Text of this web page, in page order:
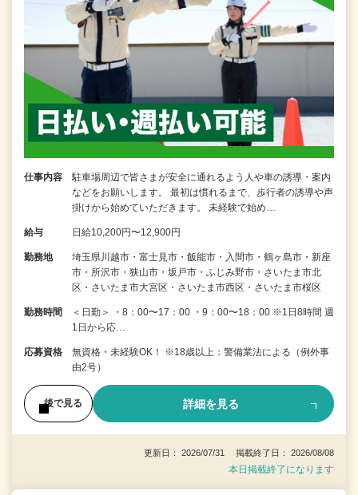
仕事内容
駐車場周辺で皆さまが安全に通れるよう人や車の誘導・案内
などをお願いします。 最初は慣れるまで、歩行者の誘導や声
掛けから始めていただきます。 未経験で始め…
給与 日給10,200円〜12,900円
勤務地
埼玉県川越市・富士見市・飯能市・入間市・鶴ヶ島市・新座
市・所沢市・狭山市・坂戸市・ふじみ野市・さいたま市北
区・さいたま市大宮区・さいたま市西区・さいたま市桜区
勤務時間
＜日勤＞ ・8：00〜17：00 ・9：00〜18：00 ※1日8時間 週
1日から応…
応募資格
無資格・未経験OK！ ※18歳以上：警備業法による（例外事
由2号）
後で見る 詳細を見る
更新日： 2026/07/31 掲載終了日： 2026/08/08
本日掲載終了になります